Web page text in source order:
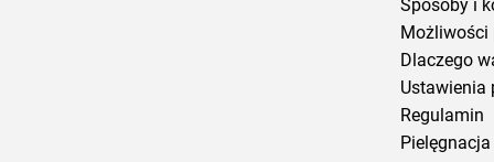
Sposoby i
Możliwości
Dlaczego
Ustawienia
Regulamin